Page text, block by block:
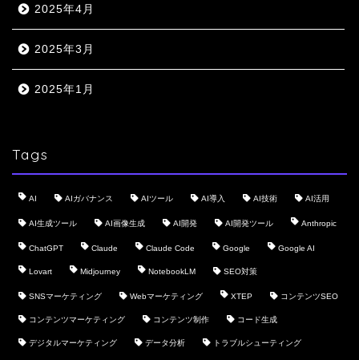
2025年4月
2025年3月
2025年1月
Tags
AI AIガバナンス AIツール AI導入 AI技術 AI活用
AI生成ツール AI画像生成 AI開発 AI開発ツール Anthropic
ChatGPT Claude Claude Code Google Google AI
Lovart Midjourney NotebookLM SEO対策
SNSマーケティング Webマーケティング XTEP コンテンツSEO
コンテンツマーケティング コンテンツ制作 コード生成
デジタルマーケティング データ分析 トラブルシューティング